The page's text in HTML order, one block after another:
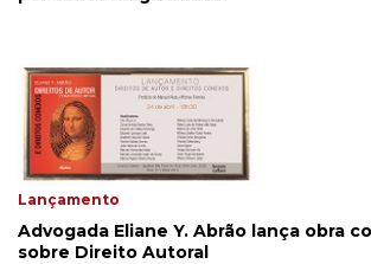
Lançamento
Advogada Eliane Y. Abrão lança obra
sobre Direito Autoral